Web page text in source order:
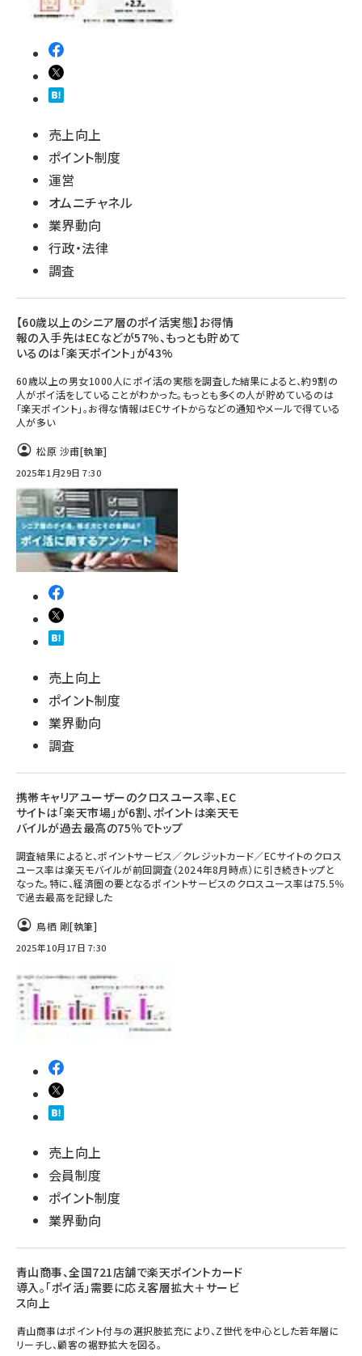
売上向上
ポイント制度
運営
オムニチャネル
業界動向
行政・法律
調査
【60歳以上のシニア層のポイ活実態】お得情
報の入手先はECなどが57%、もっとも貯めて
いるのは「楽天ポイント」が43%
60歳以上の男女1000人にポイ活の実態を調査した結果によると、約9割の
人がポイ活をしていることがわかった。もっとも多くの人が貯めているのは
「楽天ポイント」。お得な情報はECサイトからなどの通知やメールで得ている
人が多い
松原 沙甫[執筆]
2025年1月29日 7:30
売上向上
ポイント制度
業界動向
調査
携帯キャリアユーザーのクロスユース率、EC
サイトは「楽天市場」が6割、ポイントは楽天モ
バイルが過去最高の75％でトップ
調査結果によると、ポイントサービス／クレジットカード／ECサイトのクロス
ユース率は楽天モバイルが前回調査（2024年8月時点）に引き続きトップと
なった。特に、経済圏の要となるポイントサービスのクロスユース率は75.5％
で過去最高を記録した
鳥栖 剛[執筆]
2025年10月17日 7:30
売上向上
会員制度
ポイント制度
業界動向
青山商事、全国721店舗で楽天ポイントカード
導入。「ポイ活」需要に応え客層拡大＋サービ
ス向上
青山商事はポイント付与の選択肢拡充により、Z世代を中心とした若年層に
リーチし、顧客の裾野拡大を図る。